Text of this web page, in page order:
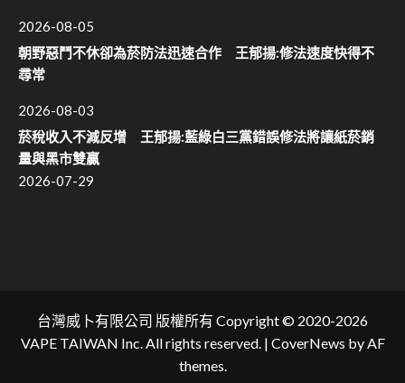
2026-08-05
朝野惡鬥不休卻為菸防法迅速合作 王郁揚:修法速度快得不
尋常
2026-08-03
菸稅收入不減反增 王郁揚:藍綠白三黨錯誤修法將讓紙菸銷
量與黑市雙贏
2026-07-29
台灣威卜有限公司 版權所有 Copyright © 2020-2026
VAPE TAIWAN Inc. All rights reserved. | CoverNews by AF
themes.